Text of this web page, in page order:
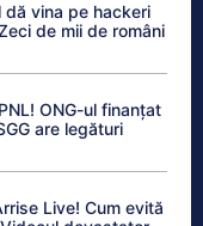
vina pe hackeri
de mii de români
ONG-ul finanțat
are legături
Live! Cum evită